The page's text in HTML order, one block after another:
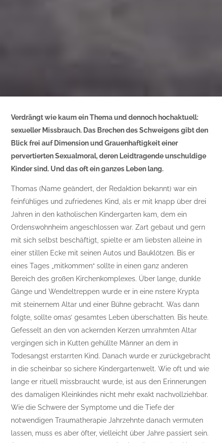
Verdrängt wie kaum ein Thema und dennoch hochaktuell:
sexueller Missbrauch. Das Brechen des Schweigens gibt den
Blick frei auf Dimension und Grauenhaftigkeit einer
pervertierten Sexualmoral, deren Leidtragende unschuldige
Kinder sind. Und das oft ein ganzes Leben lang.
Thomas (Name geändert, der Redaktion bekannt) war ein
feinfühliges und zufriedenes Kind, als er mit knapp über drei
Jahren in den katholischen Kindergarten kam, dem ein
Ordenswohnheim angeschlossen war. Zart gebaut und gern
mit sich selbst beschäftigt, spielte er am liebsten alleine in
einer stillen Ecke mit seinen Autos und Bauklötzen. Bis er
eines Tages „mitkommen“ sollte in einen ganz anderen
Bereich des großen Kirchenkomplexes. Über lange, dunkle
Gänge und Wendeltreppen wurde er in eine nstere Krypta
mit steinernem Altar und einer Bühne gebracht. Was dann
folgte, sollte omas’ gesamtes Leben überschatten. Bis heute.
Gefesselt an den von ackernden Kerzen umrahmten Altar
vergingen sich in Kutten gehüllte Männer an dem in
Todesangst erstarrten Kind. Danach wurde er zurückgebracht
in die scheinbar so sichere Kindergartenwelt. Wie oft und wie
lange er rituell missbraucht wurde, ist aus den Erinnerungen
des damaligen Kleinkindes nicht mehr exakt nachvollziehbar.
Wie die Schwere der Symptome und die Tiefe der
notwendigen Traumatherapie Jahrzehnte danach vermuten
lassen, muss es aber öfter, vielleicht über Jahre passiert sein.